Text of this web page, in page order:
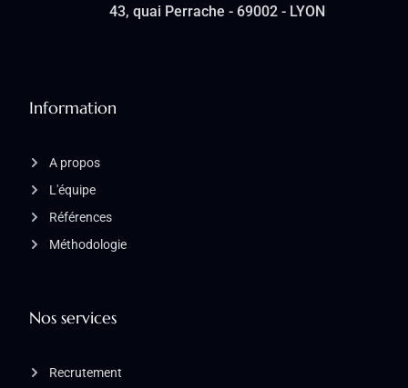
Nos services
Recrutement
Information
A propos
L'équipe
Références
Méthodologie
43, quai Perrache - 69002 - LYON